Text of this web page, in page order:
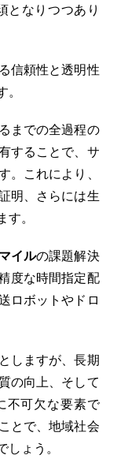
となりつつあり
信頼性と透明性
までの全過程の
することで、サ
。これにより、
明、さらには生
。
イルの課題解決
度な時間指定配
ロボットやドロ
しますが、長期
の向上、そして
不可欠な要素で
とで、地域社会
ょう。